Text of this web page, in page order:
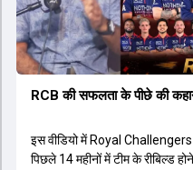
RCB की सफलता के पीछे की
इस वीडियो में Royal
पिछले 14 महीनों में टीम के रीबिल्ड